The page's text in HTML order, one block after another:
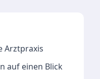
Arztpraxis
auf einen Blick